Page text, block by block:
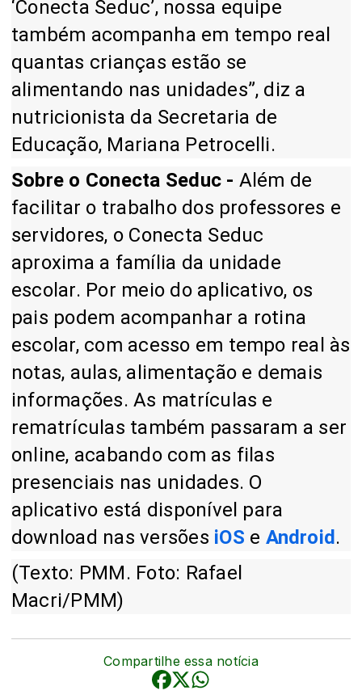
‘Conecta Seduc’, nossa equipe
também acompanha em tempo real
quantas crianças estão se
alimentando nas unidades”, diz a
nutricionista da Secretaria de
Educação, Mariana Petrocelli.
Sobre o Conecta Seduc - Além de
facilitar o trabalho dos professores e
servidores, o Conecta Seduc
aproxima a família da unidade
escolar. Por meio do aplicativo, os
pais podem acompanhar a rotina
escolar, com acesso em tempo real às
notas, aulas, alimentação e demais
informações. As matrículas e
rematrículas também passaram a ser
online, acabando com as filas
presenciais nas unidades. O
aplicativo está disponível para
download nas versões iOS e Android .
(Texto: PMM. Foto: Rafael
Macri/PMM)
Compartilhe essa notícia